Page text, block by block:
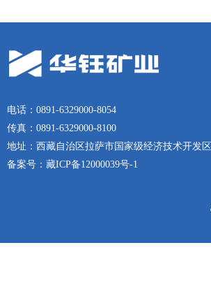
电话：0891-6329000-8054
传真：0891-6329000-8100
地址：西藏自治区拉萨市国家级经济技术开发
备案号： 藏ICP备12000039号-1